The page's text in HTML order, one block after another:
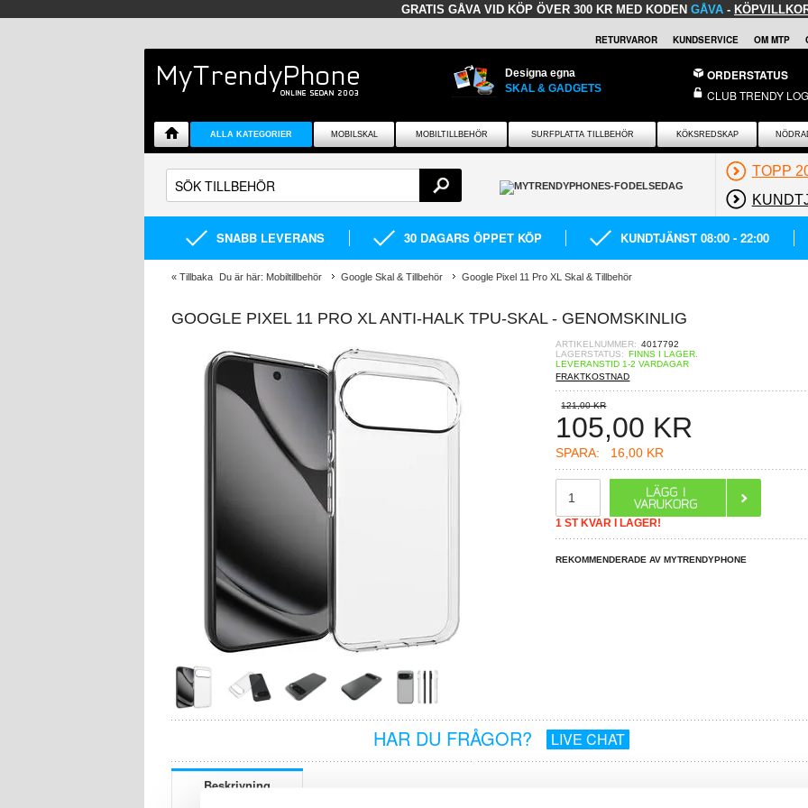
GRATIS GÅVA VID KÖP ÖVER 300 KR MED KODEN GÅVA -
RETURVAROR KUNDSERVICE OM MTP
Designa egna
SKAL & GADGETS
ORDERSTATUS
CLUB TRENDY
ALLA KATEGORIER MOBILSKAL MOBILTILLBEHÖR SURFPLATTA TILLBEHÖR KÖKSREDSKAP
TOPP
SNABB LEVERANS 30 DAGARS ÖPPET KÖP KUNDTJÄNST 08:00 - 22:00
« Tillbaka Du är här: Mobiltillbehör Google Skal & Tillbehör Google Pixel 11 Pro XL Skal & Tillbehör
GOOGLE PIXEL 11 PRO XL ANTI-HALK TPU-SKAL - GENOMSKINLIG
ARTIKELNUMMER: 4017792
LAGERSTATUS: FINNS I LAGER.
LEVERANSTID 1-2 VARDAGAR
FRAKTKOSTNAD
121,00 KR
105,00 KR
SPARA: 16,00 KR
1 ST KVAR I LAGER!
REKOMMENDERADE AV MYTRENDYPHONE
HAR DU FRÅGOR? LIVE CHAT
Beskrivning